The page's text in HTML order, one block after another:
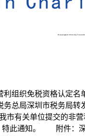
利组织免税资格认
总局深圳市税务局
市有关单位提交的
通知。 附件：深